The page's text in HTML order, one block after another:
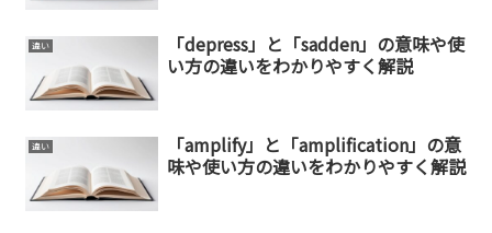
違い
「depress」と「sadden」の意味や使
い方の違いをわかりやすく解説
違い
「amplify」と「amplification」の意
味や使い方の違いをわかりやすく解説